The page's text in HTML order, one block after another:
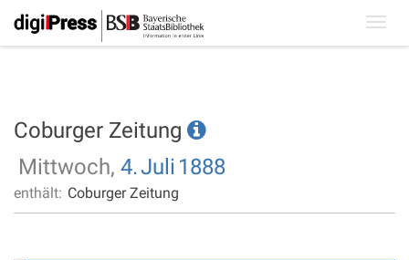
Coburger Zeitung
Mittwoch, 4.Juli 1888
enthält: Coburger Zeitung